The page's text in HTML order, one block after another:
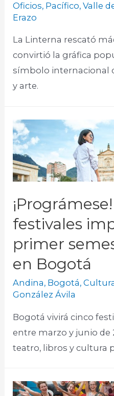
Oficios, Pacífico,Valle
Erazo
La Linterna rescató
convirtió la gráfica
símbolo internacional
y arte.​
festivales
primer
en Bogotá
Andina, Bogotá,
González Ávila
Bogotá vivirá cinco
entre marzo y junio de
teatro, libros y cultura